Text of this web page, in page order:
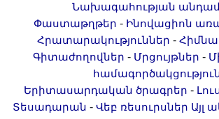
Հոբելյաններ
Համալսարաններ
Նորություններ
Գիտական արդյունքներ
Սփյուռքի գիտնականները
Նախագահության
Փաստաթղթեր - Ինովացիոն
Հրատարակություններ -
Գիտաժողովներ - Մրցույթներ -
Երիտասարդական ծրագրեր -
Տեսադարան - Վեբ ռեսուրսներ Այլ